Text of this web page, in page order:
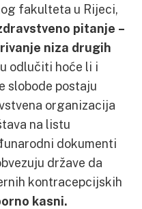
fakulteta u Rijeci,
pitanje –
niza drugih
odlučiti hoće li i
slobode postaju
organizacija
na listu
dokumenti
države da
kontracepcijskih
kasni.